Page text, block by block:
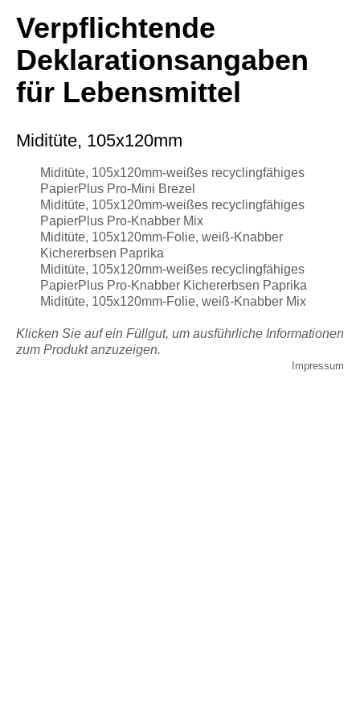
Verpflichtende
Deklarationsangaben
für Lebensmittel
Miditüte, 105x120mm
Miditüte, 105x120mm-weißes recyclingfähiges
PapierPlus Pro-Mini Brezel
Miditüte, 105x120mm-weißes recyclingfähiges
PapierPlus Pro-Knabber Mix
Miditüte, 105x120mm-Folie, weiß-Knabber
Kichererbsen Paprika
Miditüte, 105x120mm-weißes recyclingfähiges
PapierPlus Pro-Knabber Kichererbsen Paprika
Miditüte, 105x120mm-Folie, weiß-Knabber Mix
Klicken Sie auf ein Füllgut, um ausführliche Informationen
zum Produkt anzuzeigen.
Impressum